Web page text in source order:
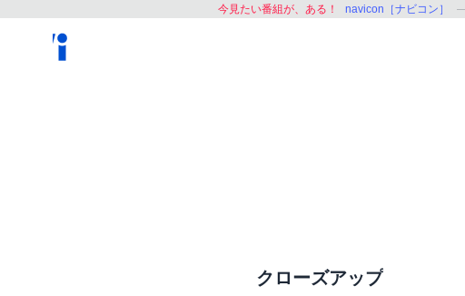
今見たい番組が、ある！ navicon［ナビコン］
クローズアップ